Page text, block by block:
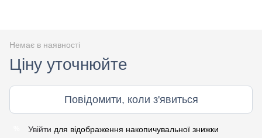
Немає в наявності
Ціну уточнюйте
Повідомити, коли з'явиться
Увійти для відображення накопичувальної знижки